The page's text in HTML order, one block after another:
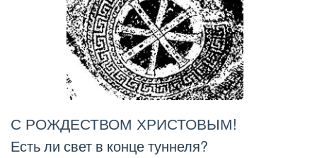
С РОЖДЕСТВОМ ХРИСТОВЫМ!
Есть ли свет в конце туннеля?